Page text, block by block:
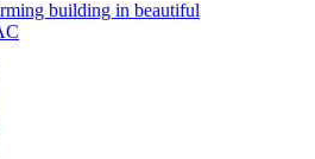
building in beautiful